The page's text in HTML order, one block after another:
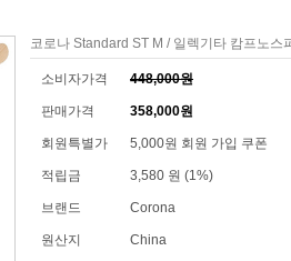
코로나 Standard ST M / 일렉기타 캄프노스
소비자가격 448,000원
판매가격 358,000원
회원특별가 5,000원 회원 가입 쿠폰
적립금 3,580 원 (1%)
브랜드 Corona
원산지 China